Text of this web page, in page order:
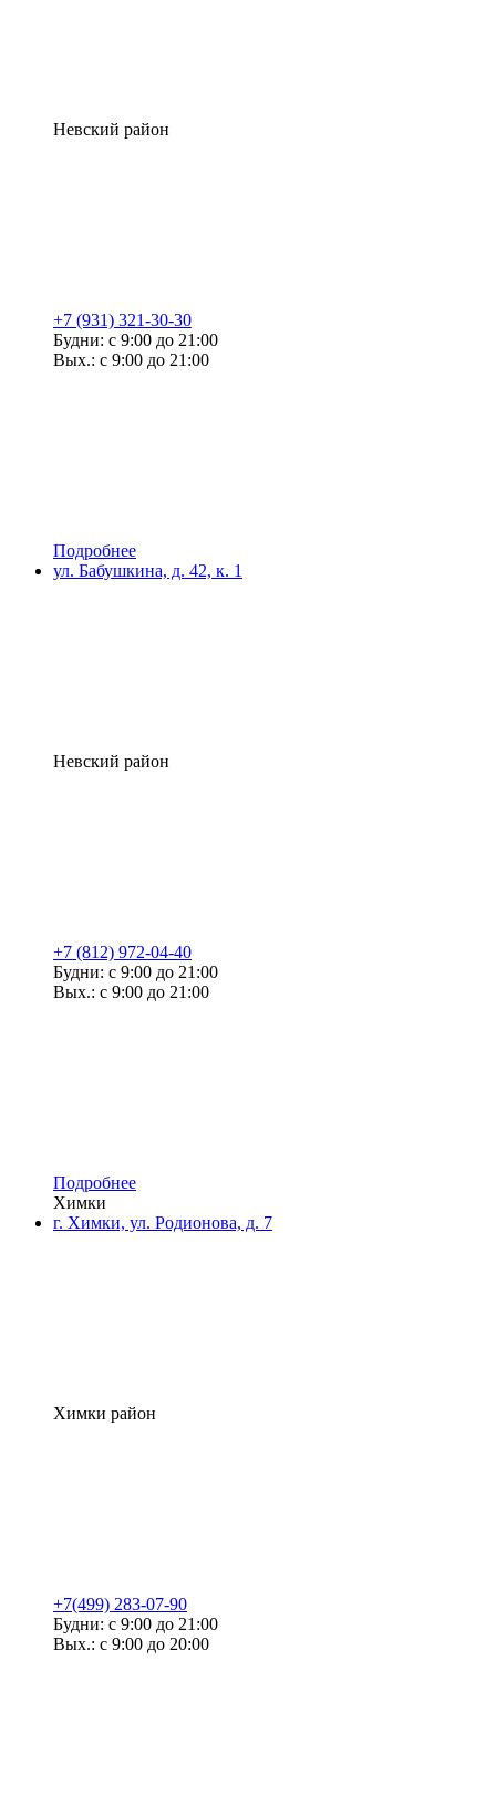
Невский район
+7 (931) 321-30-30
Будни: с 9:00 до 21:00
Вых.: с 9:00 до 21:00
Подробнее
ул. Бабушкина, д. 42, к. 1
Невский район
+7 (812) 972-04-40
Будни: с 9:00 до 21:00
Вых.: с 9:00 до 21:00
Подробнее
Химки
г. Химки, ул. Родионова, д. 7
Химки район
+7(499) 283-07-90
Будни: с 9:00 до 21:00
Вых.: с 9:00 до 20:00